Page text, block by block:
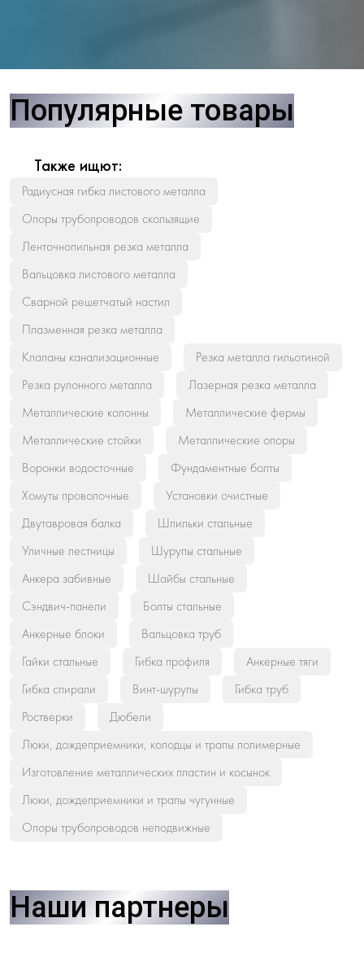
Популярные товары
Также ищют:
Радиусная гибка листового металла
Опоры трубопроводов скользящие
Ленточнопильная резка металла
Вальцовка листового металла
Сварной решетчатый настил
Плазменная резка металла
Клапаны канализационные
Резка металла гильотиной
Резка рулонного металла
Лазерная резка металла
Металлические колонны
Металлические фермы
Металлические стойки
Металлические опоры
Воронки водосточные
Фундаментные болты
Хомуты проволочные
Установки очистные
Двутавровая балка
Шпильки стальные
Уличные лестницы
Шурупы стальные
Анкера забивные
Шайбы стальные
Сэндвич-панели
Болты стальные
Анкерные блоки
Вальцовка труб
Гайки стальные
Гибка профиля
Анкерные тяги
Гибка спирали
Винт-шурупы
Гибка труб
Ростверки
Дюбели
Люки, дождеприемники, колодцы и трапы полимерные
Изготовление металлических пластин и косынок
Люки, дождеприемники и трапы чугунные
Опоры трубопроводов неподвижные
Наши партнеры